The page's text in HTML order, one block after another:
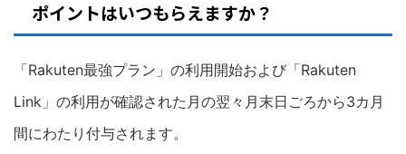
ポイントはいつもらえますか？
「Rakuten最強プラン」の利用開始および「Rakuten
Link」の利用が確認された月の翌々月末日ごろから3カ月
間にわたり付与されます。